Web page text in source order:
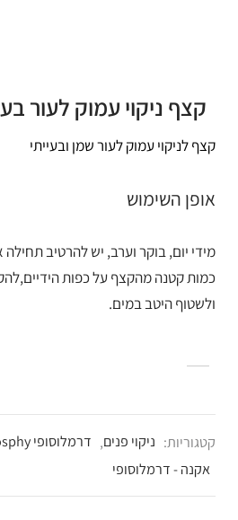
קצף ניקוי עמוק לעור
קצף לניקוי עמוק לעור שמן ובעייתי
אופן השימוש
מידי יום, בוקר וערב, יש להרטיב
כמות קטנה מהקצף על כפות
ולשטוף היטב במים.
קטגוריות: ניקוי פנים, דרמלוסופי Dermalosphy
אקנה - דרמלוסופי